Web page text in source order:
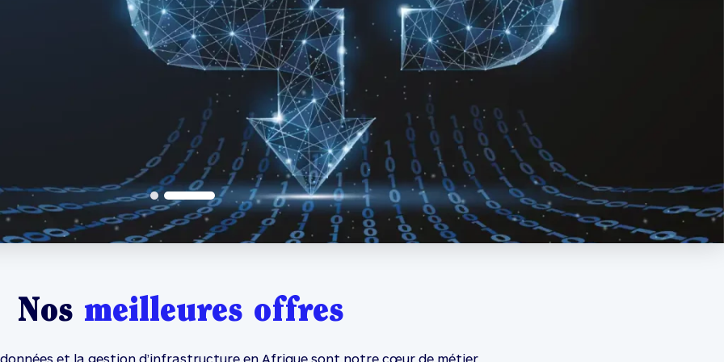
Nos meilleures offres
données et la gestion d’infrastructure en Afrique sont notre cœur de métier